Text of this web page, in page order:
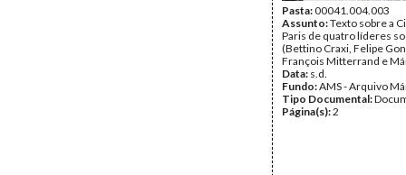
Pasta:00041.004.003
Assunto:Texto sobre a
Paris de quatro líderes
(Bettino Craxi, Felipe
François Mitterrand e
Data: s.d.
Fundo:AMS - Arquivo
Tipo Documental:
Página(s):2